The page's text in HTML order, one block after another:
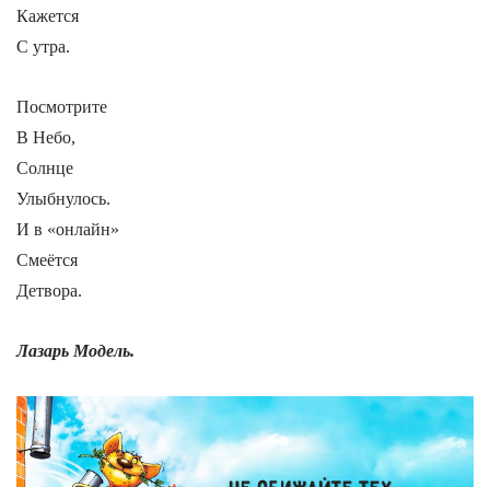
Кажется
С утра.
Посмотрите
В Небо,
Солнце
Улыбнулось.
И в «онлайн»
Смеётся
Детвора.
Лазарь Модель.